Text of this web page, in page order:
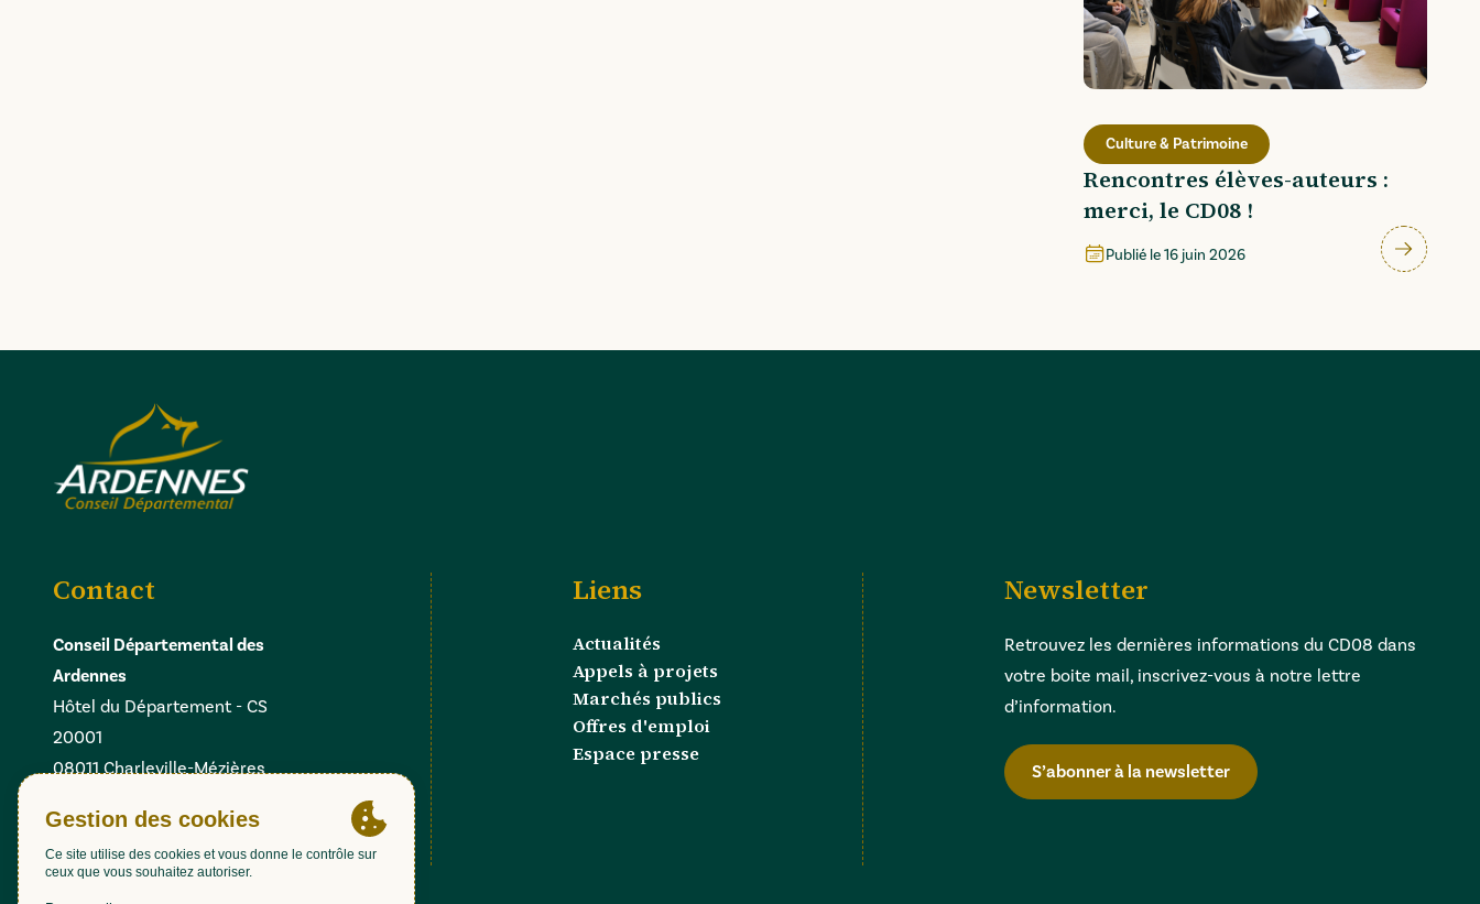
Culture & Patrimoine
Rencontres élèves-auteurs :
merci, le CD08 !
Publié le16 juin 2026
Contact
Conseil Départemental des
Ardennes
Hôtel du Département - CS
20001
08011 Charleville-Mézières
FacebookInstagramLinkedin
X
Liens
Actualités
Appels à projets
Marchés publics
Offres d'emploi
Espace presse
Newsletter
Retrouvez les dernières informations du CD08 dans
votre boite mail, inscrivez-vous à notre lettre
d’information.
S’abonner à la newsletter